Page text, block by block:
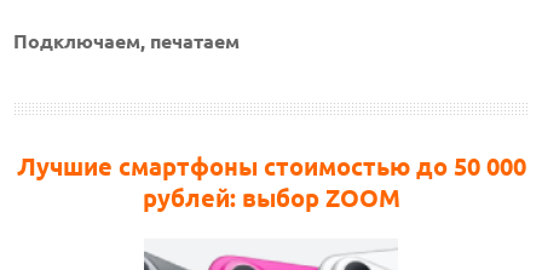
Подключаем, печатаем
Лучшие смартфоны стоимостью до 50 000
рублей: выбор ZOOM